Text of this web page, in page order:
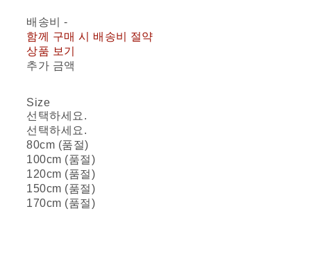
배송비-
함께 구매 시 배송비 절약
상품 보기
추가 금액
Size
선택하세요.
선택하세요.
80cm (품절)
100cm (품절)
120cm (품절)
150cm (품절)
170cm (품절)